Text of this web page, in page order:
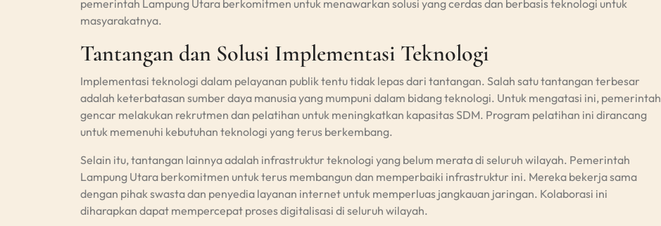
pemerintah Lampung Utara berkomitmen untuk menawarkan solusi yang cerdas dan berbasis teknologi untuk
masyarakatnya.
Tantangan dan Solusi Implementasi Teknologi
Implementasi teknologi dalam pelayanan publik tentu tidak lepas dari tantangan. Salah satu tantangan terbesar
adalah keterbatasan sumber daya manusia yang mumpuni dalam bidang teknologi. Untuk mengatasi ini, pemerintah
gencar melakukan rekrutmen dan pelatihan untuk meningkatkan kapasitas SDM. Program pelatihan ini dirancang
untuk memenuhi kebutuhan teknologi yang terus berkembang.
Selain itu, tantangan lainnya adalah infrastruktur teknologi yang belum merata di seluruh wilayah. Pemerintah
Lampung Utara berkomitmen untuk terus membangun dan memperbaiki infrastruktur ini. Mereka bekerja sama
dengan pihak swasta dan penyedia layanan internet untuk memperluas jangkauan jaringan. Kolaborasi ini
diharapkan dapat mempercepat proses digitalisasi di seluruh wilayah.